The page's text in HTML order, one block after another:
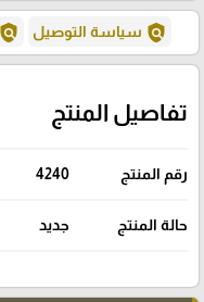
policy سياسة التوصيل policy
تفاصيل المنتج
رقم المنتج 4240
حالة المنتج جديد